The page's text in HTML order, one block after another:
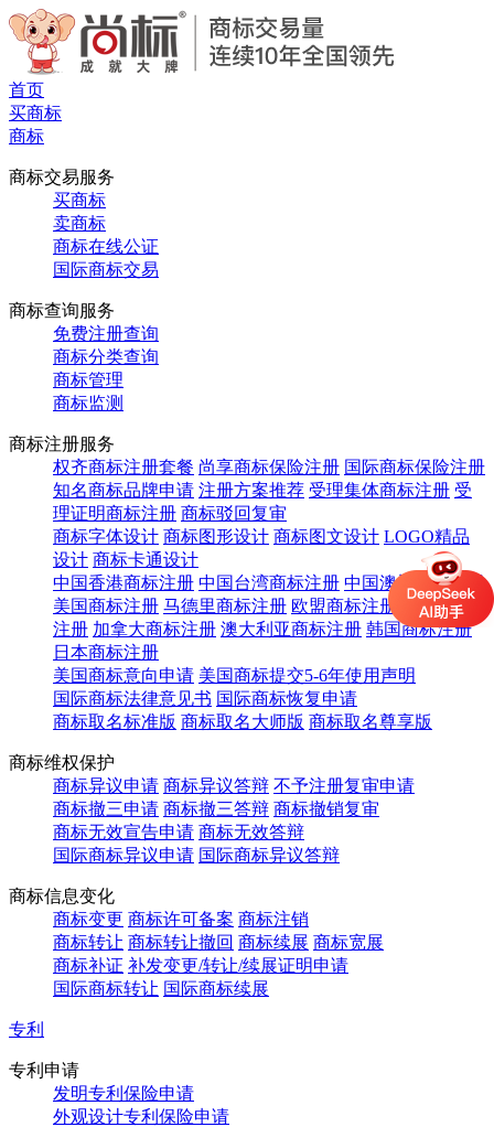
首页
买商标
商标
商标交易服务
买商标
卖商标
商标在线公证
国际商标交易
商标查询服务
免费注册查询
商标分类查询
商标管理
商标监测
商标注册服务
权齐商标注册套餐 尚享商标保险注册 国际商标保险注册
知名商标品牌申请 注册方案推荐 受理集体商标注册 受
理证明商标注册 商标驳回复审
商标字体设计 商标图形设计 商标图文设计 LOGO精品
设计 商标卡通设计
中国香港商标注册 中国台湾商标注册 中国澳门商标注册
美国商标注册 马德里商标注册 欧盟商标注册
英国商标
注册 加拿大商标注册 澳大利亚商标注册 韩国商标注册
日本商标注册
美国商标意向申请 美国商标提交5-6年使用声明
国际商标法律意见书 国际商标恢复申请
商标取名标准版 商标取名大师版 商标取名尊享版
商标维权保护
商标异议申请 商标异议答辩 不予注册复审申请
商标撤三申请 商标撤三答辩 商标撤销复审
商标无效宣告申请 商标无效答辩
国际商标异议申请 国际商标异议答辩
商标信息变化
商标变更 商标许可备案 商标注销
商标转让 商标转让撤回 商标续展 商标宽展
商标补证 补发变更/转让/续展证明申请
国际商标转让 国际商标续展
专利
专利申请
发明专利保险申请
外观设计专利保险申请